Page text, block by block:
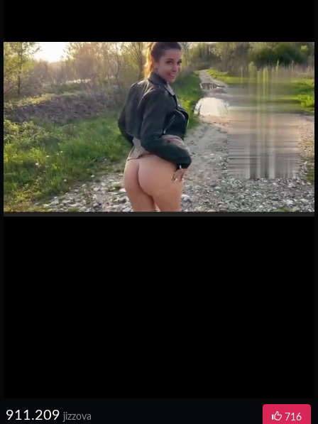
911.209 jizzova 716